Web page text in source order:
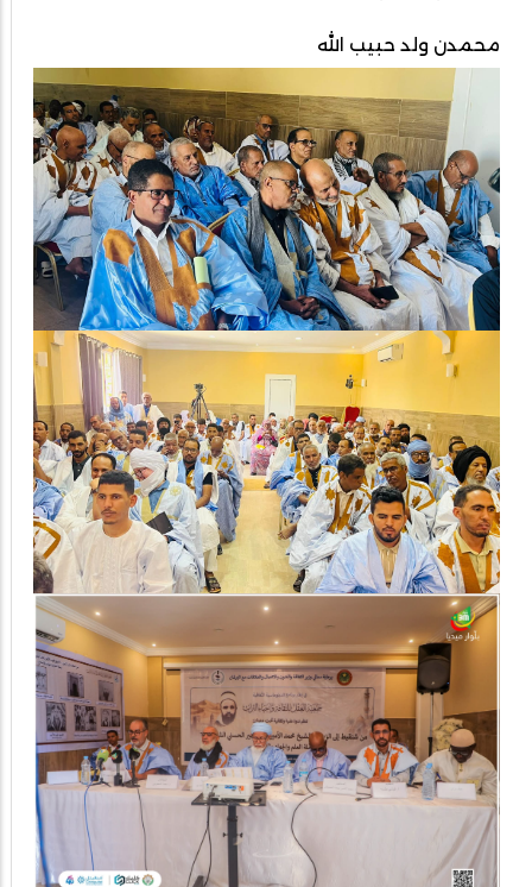
محمدن ولد حبيب الله